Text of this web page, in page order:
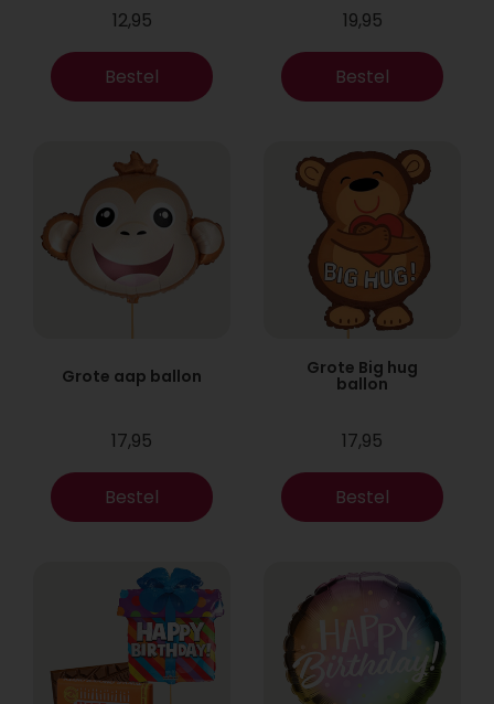
12,95
Bestel
19,95
Bestel
Grote aap ballon
17,95
Bestel
Grote Big hug
ballon
17,95
Bestel